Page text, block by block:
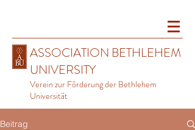
ASSOCIATION BETHLEHEM
UNIVERSITY
Verein zur Förderung der Bethlehem
Universität
Beitrag